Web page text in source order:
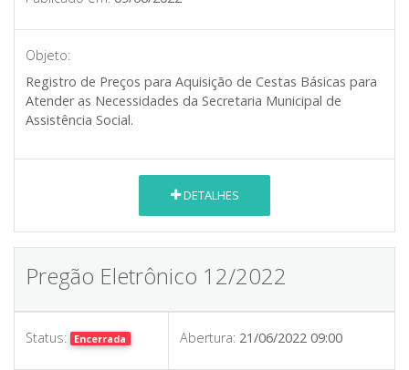
Objeto:
Registro de Preços para Aquisição de Cestas Básicas para
Atender as Necessidades da Secretaria Municipal de
Assistência Social.
DETALHES
Pregão Eletrônico 12/2022
Status: Encerrada Abertura: 21/06/2022 09:00